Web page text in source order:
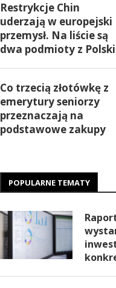
Restrykcje Chin
uderzają w europejski
przemysł. Na liście są
dwa podmioty z Polski
Co trzecią złotówkę z
emerytury seniorzy
przeznaczają na
podstawowe zakupy
POPULARNE TEMATY